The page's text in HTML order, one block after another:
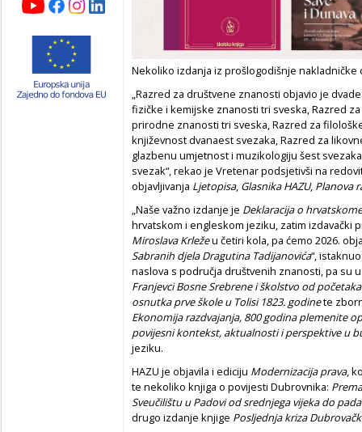
Nekoliko izdanja iz prošlogodišnje nakladničke
„Razred za društvene znanosti objavio je
fizičke i kemijske znanosti tri sveska, Razred
prirodne znanosti tri sveska, Razred za
književnost dvanaest svezaka, Razred za
glazbenu umjetnost i muzikologiju šest
svezak“, rekao je Vretenar podsjetivši na
objavljivanja Ljetopisa, Glasnika HAZU, Planova
„Naše važno izdanje je Deklaracija o
hrvatskom i engleskom jeziku, zatim izdavački
Miroslava Krležeu četiri kola, pa ćemo 2026.
Sabranih djela Dragutina Tadijanovića“,
naslova s područja društvenih znanosti, pa su
Franjevci Bosne Srebrene i školstvo od
osnutka prve škole u Tolisi 1823. godinete
Ekonomija razdvajanja, 800 godina plemenite
povijesni kontekst, aktualnosti i perspektive u
jeziku.
HAZU je objavila i ediciju Modernizacija prava,
te nekoliko knjiga o povijesti Dubrovnika:
Sveučilištu u Padovi od srednjega vijeka do
drugo izdanje knjige Posljednja kriza